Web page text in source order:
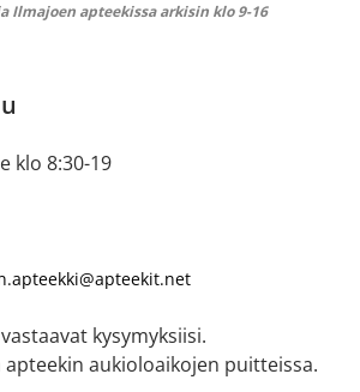
Ilmajoen apteekissa arkisin klo 9-16
klo 8:30-19
kysymyksiisi.
aukioloaikojen puitteissa.